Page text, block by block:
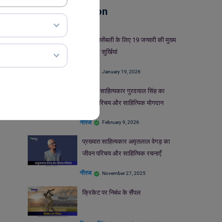
School Education
स्कूल असेंबली के लिए 19 जनवरी की मुख्य
समाचार सुर्खियां
January 19, 2026
समादृत साहित्यकार गुरदयाल सिंह का
जीवन परिचय और साहित्यिक योगदान
नीरज February 9, 2026
प्रख्यात साहित्यकार अमृतलाल वेगड़ का
जीवन परिचय और साहित्यिक रचनाएँ
नीरज November 27, 2025
क्रिकेट पर निबंध के सैंपल